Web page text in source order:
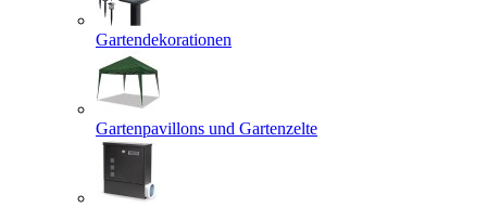
Gartendekorationen
Gartenpavillons und Gartenzelte